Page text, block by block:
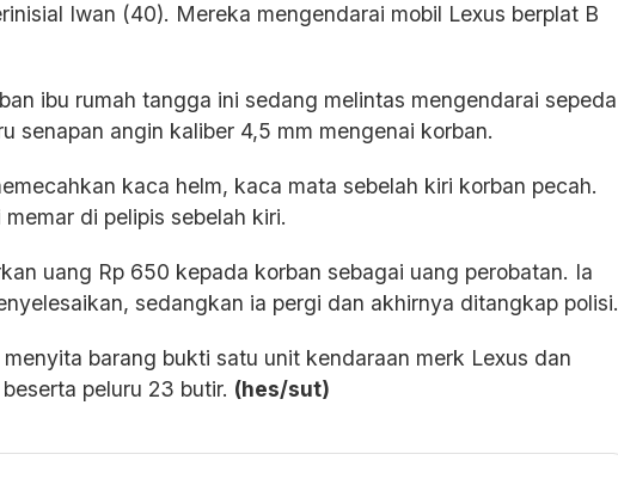
Iwan (40). Mereka mengendarai mobil Lexus berplat B
ibu rumah tangga ini sedang melintas mengendarai sepeda
senapan angin kaliber 4,5 mm mengenai korban.
kaca helm, kaca mata sebelah kiri korban pecah.
di pelipis sebelah kiri.
uang Rp 650 kepada korban sebagai uang perobatan. Ia
sedangkan ia pergi dan akhirnya ditangkap polisi.
barang bukti satu unit kendaraan merk Lexus dan
peluru 23 butir. (hes/sut)